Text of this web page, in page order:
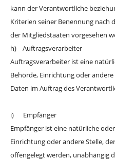
kann der Verantwortliche
Kriterien seiner Benennung nach
der Mitgliedstaaten vorgesehen
h) Auftragsverarbeiter
Auftragsverarbeiter ist eine
Behörde, Einrichtung oder
Daten im Auftrag des
i) Empfänger
Empfänger ist eine natürliche
Einrichtung oder andere Stelle,
offengelegt werden, unabhängig